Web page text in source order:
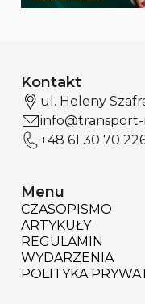
Kontakt
ul. Heleny
info@transport-
+48 61 30 70
Menu
CZASOPISMO
ARTYKUŁY
REGULAMIN
WYDARZENIA
POLITYKA